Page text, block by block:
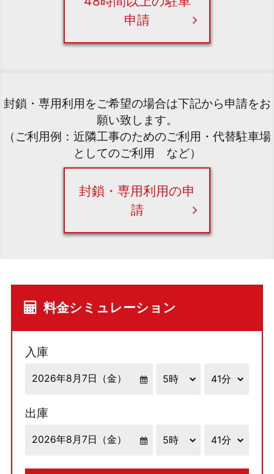
申請
封鎖・専用利用をご希望の場合は下記から申請をお
願い致します。
（ご利用例：近隣工事のためのご利用・代替駐車場
としてのご利用 など）
封鎖・専用利用の申
請
料金シミュレーション
入庫
出庫